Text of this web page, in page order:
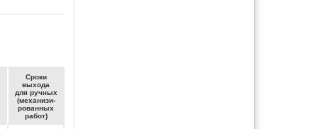
Сро­ки
вы­хо­да
для руч­ных
(ме­ха­ни­зи­
ро­ван­ных
ра­бот)